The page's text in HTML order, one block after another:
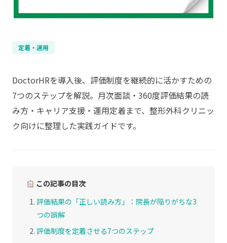
定着・運用
DoctorHRを導入後、評価制度を継続的に活かすための
7つのステップを解説。月次面談・360度評価結果の読
み方・キャリア支援・運用定着まで、整形外科クリニッ
ク向けに整理した実践ガイドです。
この記事の目次
評価結果の「正しい読み方」：院長が陥りがちな3
つの誤解
評価制度を定着させる7つのステップ